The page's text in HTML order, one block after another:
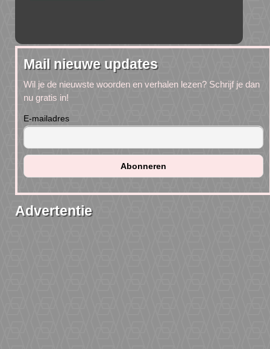
Mail nieuwe updates
Wil je de nieuwste woorden en verhalen lezen? Schrijf je dan
nu gratis in!
E-mailadres
Advertentie